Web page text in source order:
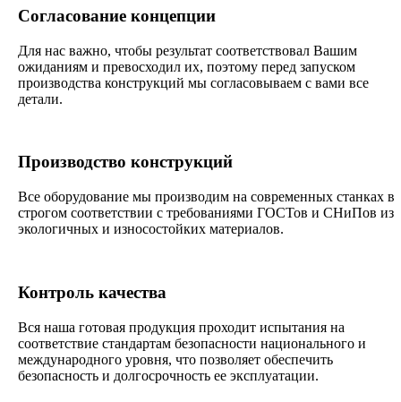
Согласование концепции
Для нас важно, чтобы результат соответствовал Вашим
ожиданиям и превосходил их, поэтому перед запуском
производства конструкций мы согласовываем с вами все
детали.
Производство конструкций
Все оборудование мы производим на современных станках в
строгом соответствии с требованиями ГОСТов и СНиПов из
экологичных и износостойких материалов.
Контроль качества
Вся наша готовая продукция проходит испытания на
соответствие стандартам безопасности национального и
международного уровня, что позволяет обеспечить
безопасность и долгосрочность ее эксплуатации.